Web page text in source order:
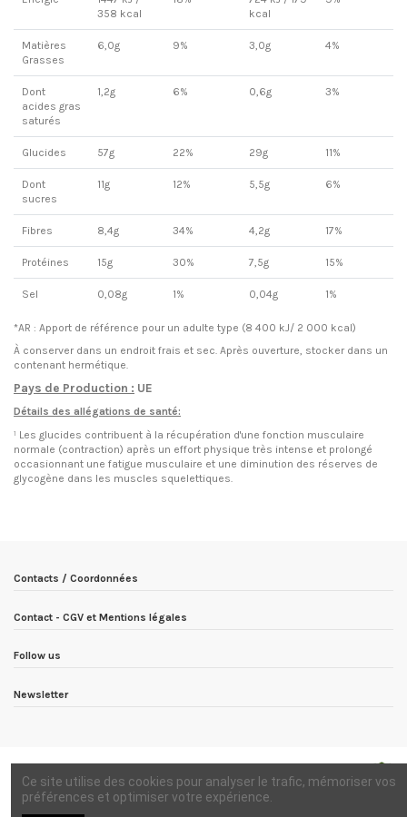
358 kcal
kcal
Matières
Grasses
6,0g 9% 3,0g 4%
Dont
acides gras
saturés
1,2g 6% 0,6g 3%
Glucides 57g 22% 29g 11%
Dont
sucres
11g 12% 5,5g 6%
Fibres 8,4g 34% 4,2g 17%
Protéines 15g 30% 7,5g 15%
Sel 0,08g 1% 0,04g 1%
*AR : Apport de référence pour un adulte type (8 400 kJ/ 2 000 kcal)
À conserver dans un endroit frais et sec. Après ouverture, stocker dans un
contenant hermétique.
Pays de Production : UE
Détails des allégations de santé:
¹ Les glucides contribuent à la récupération d'une fonction musculaire
normale (contraction) après un effort physique très intense et prolongé
occasionnant une fatigue musculaire et une diminution des réserves de
glycogène dans les muscles squelettiques.
Contacts / Coordonnées
Contact - CGV et Mentions légales
Follow us
Newsletter
Ce site utilise des cookies pour analyser le trafic, mémoriser vos
préférences et optimiser votre expérience.